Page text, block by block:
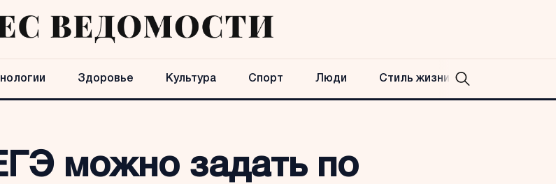
Здоровье Культура Спорт Люди Стиль жизни
можно задать по